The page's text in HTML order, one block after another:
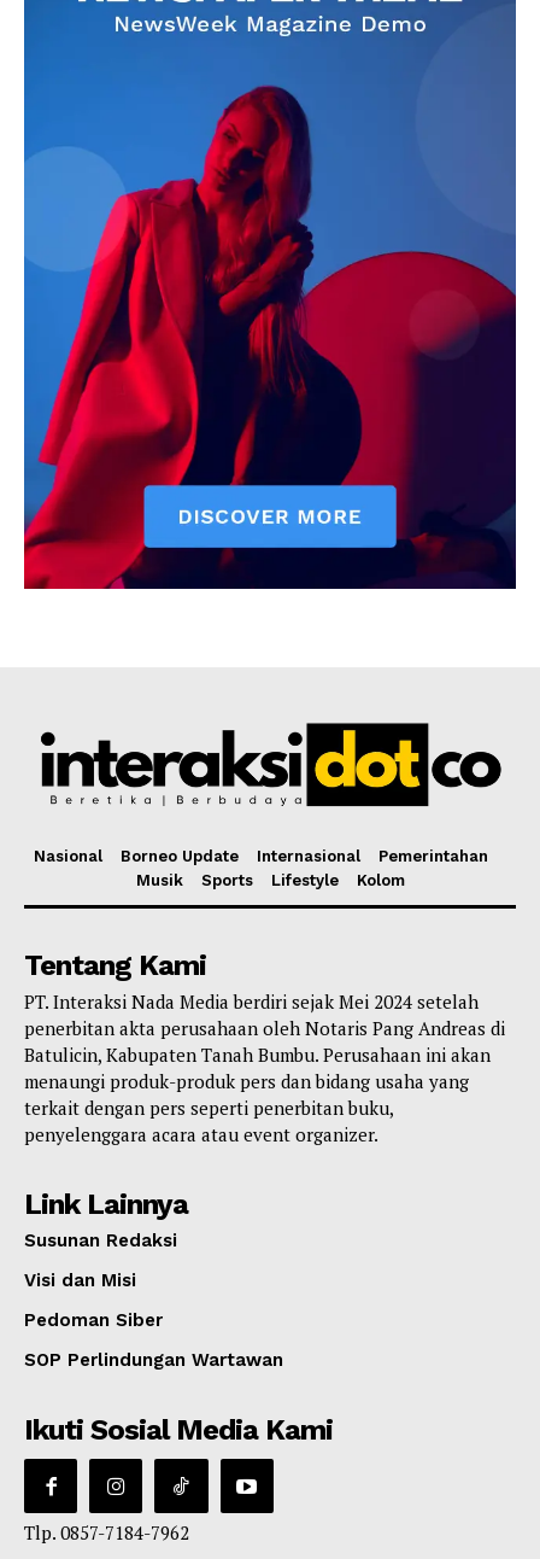
Nasional Borneo Update Internasional
Pemerintahan
Musik
Sports Lifestyle Kolom
Tentang Kami
PT. Interaksi Nada Media berdiri sejak Mei 2024 setelah
penerbitan akta perusahaan oleh Notaris Pang Andreas di
Batulicin, Kabupaten Tanah Bumbu. Perusahaan ini akan
menaungi produk-produk pers dan bidang usaha yang
terkait dengan pers seperti penerbitan buku,
penyelenggara acara atau event organizer.
Link Lainnya
Susunan Redaksi
Visi dan Misi
Pedoman Siber
SOP Perlindungan Wartawan
Ikuti Sosial Media Kami
Tlp. 0857-7184-7962